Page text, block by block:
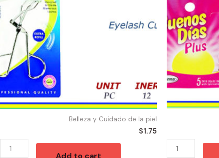
Belleza y Cuidado de la piel
$1.75
quantity
Add to cart
Buenos
Dias
Plus
For
Woman
5pk
12/5
quantity